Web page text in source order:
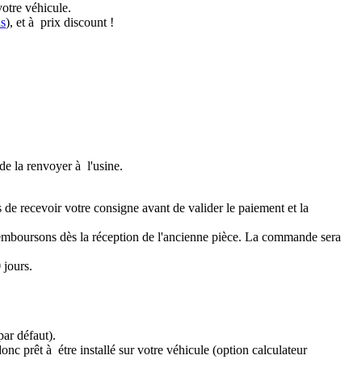
véhicule.
), et à prix discount !
la renvoyer à l'usine.
recevoir votre consigne avant de valider le paiement et la
dès la réception de l'ancienne pièce. La commande sera
jours.
défaut).
prêt à étre installé sur votre véhicule (option calculateur